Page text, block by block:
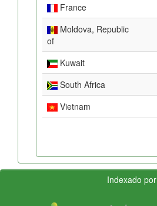
France
Moldova, Republic
of
Kuwait
South Africa
Vietnam
Indexado por